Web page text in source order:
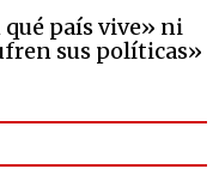
qué país vive» ni
sus políticas»